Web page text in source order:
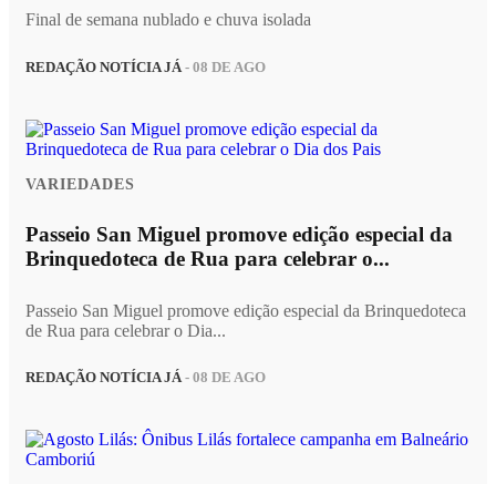
Final de semana nublado e chuva isolada
REDAÇÃO NOTÍCIA JÁ- 08 DE AGO
VARIEDADES
Passeio San Miguel promove edição especial da
Brinquedoteca de Rua para celebrar o...
Passeio San Miguel promove edição especial da Brinquedoteca
de Rua para celebrar o Dia...
REDAÇÃO NOTÍCIA JÁ- 08 DE AGO